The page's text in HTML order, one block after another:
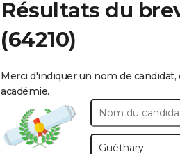
Résultats du
(64210)
Merci d'indiquer un nom de
académie.